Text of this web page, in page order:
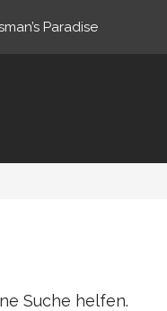
Suche helfen.
Paradise